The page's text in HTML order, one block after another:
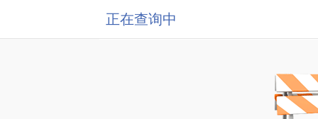
正在查询中